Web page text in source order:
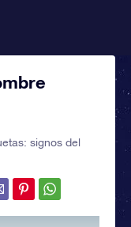
signos del